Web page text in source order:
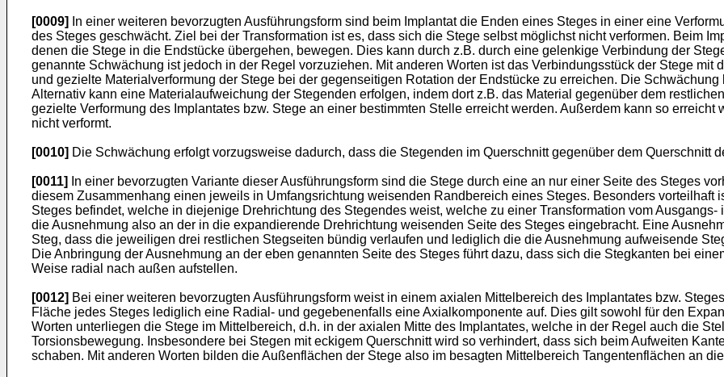
[0009]
In einer weiteren bevorzugten Ausführungsform sind beim Implantat die Enden eines Steges in einer eine
des Steges geschwächt. Ziel bei der Transformation ist es, dass sich die Stege selbst möglichst nicht verformen. Beim
denen die Stege in die Endstücke übergehen, bewegen. Dies kann durch z.B. durch eine gelenkige Verbindung der
genannte Schwächung ist jedoch in der Regel vorzuziehen. Mit anderen Worten ist das Verbindungsstück der Stege mit
und gezielte Materialverformung der Stege bei der gegenseitigen Rotation der Endstücke zu erreichen. Die
Alternativ kann eine Materialaufweichung der Stegenden erfolgen, indem dort z.B. das Material gegenüber dem
gezielte Verformung des Implantates bzw. Stege an einer bestimmten Stelle erreicht werden. Außerdem kann so
nicht verformt.
[0010] Die Schwächung erfolgt vorzugsweise dadurch, dass die Stegenden im Querschnitt gegenüber dem Querschnitt
[0011]
In einer bevorzugten Variante dieser Ausführungsform sind die Stege durch eine an nur einer Seite des Steges
diesem Zusammenhang einen jeweils in Umfangsrichtung weisenden Randbereich eines Steges. Besonders vorteilhaft
Steges befindet, welche in diejenige Drehrichtung des Stegendes weist, welche zu einer Transformation vom
die Ausnehmung also an der in die expandierende Drehrichtung weisenden Seite des Steges eingebracht. Eine
Steg, dass die jeweiligen drei restlichen Stegseiten bündig verlaufen und lediglich die die Ausnehmung aufweisende
Die Anbringung der Ausnehmung an der eben genannten Seite des Steges führt dazu, dass sich die Stegkanten bei
Weise radial nach außen aufstellen.
[0012] Bei einer weiteren bevorzugten Ausführungsform weist in einem axialen Mittelbereich des Implantates bzw.
Fläche jedes Steges lediglich eine Radial- und gegebenenfalls eine Axialkomponente auf. Dies gilt sowohl für den
Worten unterliegen die Stege im Mittelbereich, d.h. in der axialen Mitte des Implantates, welche in der Regel auch die
Torsionsbewegung. Insbesondere bei Stegen mit eckigem Querschnitt wird so verhindert, dass sich beim Aufweiten
schaben. Mit anderen Worten bilden die Außenflächen der Stege also im besagten Mittelbereich Tangentenflächen an